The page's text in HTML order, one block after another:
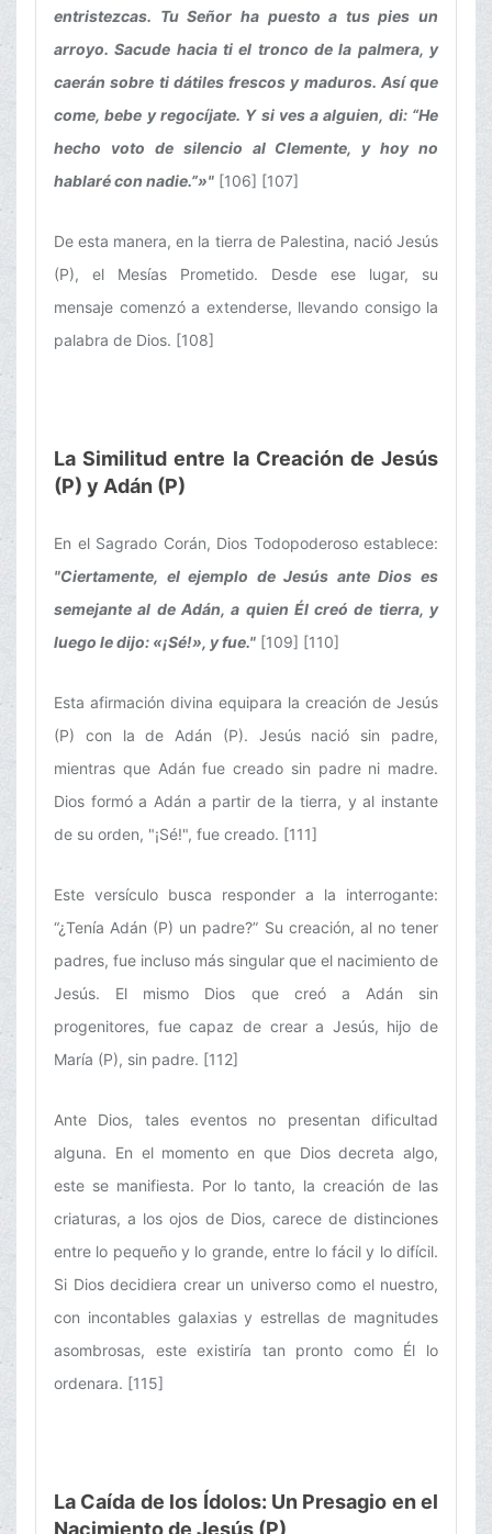
entristezcas. Tu Señor ha puesto a tus pies un
arroyo. Sacude hacia ti el tronco de la palmera, y
caerán sobre ti dátiles frescos y maduros. Así que
come, bebe y regocíjate. Y si ves a alguien, di: “He
hecho voto de silencio al Clemente, y hoy no
hablaré con nadie.”»" [106] [107]
De esta manera, en la tierra de Palestina, nació Jesús
(P), el Mesías Prometido. Desde ese lugar, su
mensaje comenzó a extenderse, llevando consigo la
palabra de Dios. [108]
La Similitud entre la Creación de Jesús
(P) y Adán (P)
En el Sagrado Corán, Dios Todopoderoso establece:
"Ciertamente, el ejemplo de Jesús ante Dios es
semejante al de Adán, a quien Él creó de tierra, y
luego le dijo: «¡Sé!», y fue." [109] [110]
Esta afirmación divina equipara la creación de Jesús
(P) con la de Adán (P). Jesús nació sin padre,
mientras que Adán fue creado sin padre ni madre.
Dios formó a Adán a partir de la tierra, y al instante
de su orden, "¡Sé!", fue creado. [111]
Este versículo busca responder a la interrogante:
“¿Tenía Adán (P) un padre?” Su creación, al no tener
padres, fue incluso más singular que el nacimiento de
Jesús. El mismo Dios que creó a Adán sin
progenitores, fue capaz de crear a Jesús, hijo de
María (P), sin padre. [112]
Ante Dios, tales eventos no presentan dificultad
alguna. En el momento en que Dios decreta algo,
este se manifiesta. Por lo tanto, la creación de las
criaturas, a los ojos de Dios, carece de distinciones
entre lo pequeño y lo grande, entre lo fácil y lo difícil.
Si Dios decidiera crear un universo como el nuestro,
con incontables galaxias y estrellas de magnitudes
asombrosas, este existiría tan pronto como Él lo
ordenara. [115]
La Caída de los Ídolos: Un Presagio en el
Nacimiento de Jesús (P)